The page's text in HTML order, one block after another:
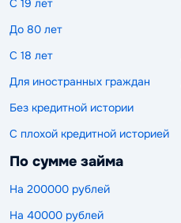
С 19 лет
До 80 лет
С 18 лет
Для иностранных граждан
Без кредитной истории
С плохой кредитной историей
По сумме займа
На 200000 рублей
На 40000 рублей